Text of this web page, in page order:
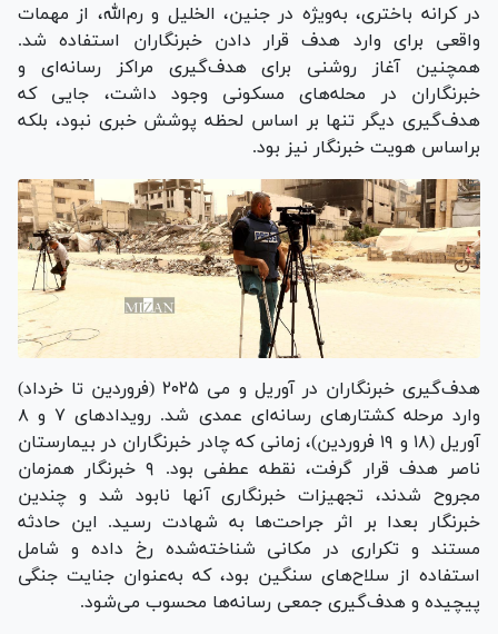
در کرانه باختری، به‌ویژه در جنین، الخلیل و رم‌الله، از مهمات
واقعی برای وارد هدف قرار دادن خبرنگاران استفاده شد.
همچنین آغاز روشنی برای هدف‌گیری مراکز رسانه‌ای و
خبرنگاران در محله‌های مسکونی وجود داشت، جایی که
هدف‌گیری دیگر تنها بر اساس لحظه پوشش خبری نبود، بلکه
براساس هویت خبرنگار نیز بود.
هدف‌گیری خبرنگاران در آوریل و می ۲۰۲۵ (فروردین تا خرداد)
وارد مرحله کشتار‌های رسانه‌ای عمدی شد. رویداد‌های ۷ و ۸
آوریل (۱۸ و ۱۹ فروردین)، زمانی که چادر خبرنگاران در بیمارستان
ناصر هدف قرار گرفت، نقطه عطفی بود. ۹ خبرنگار همزمان
مجروح شدند، تجهیزات خبرنگاری آنها نابود شد و چندین
خبرنگار بعدا بر اثر جراحت‌ها به شهادت رسید. این حادثه
مستند و تکراری در مکانی شناخته‌شده رخ داده و شامل
استفاده از سلاح‌های سنگین بود، که به‌عنوان جنایت جنگی
پیچیده و هدف‌گیری جمعی رسانه‌ها محسوب می‌شود.